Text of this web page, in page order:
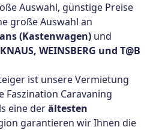
Auswahl, günstige Preise
große Auswahl an
(Kastenwagen) und
KNAUS, WEINSBERG und T@B
ist unsere Vermietung
Faszination Caravaning
eine derältesten
garantieren wir Ihnen die